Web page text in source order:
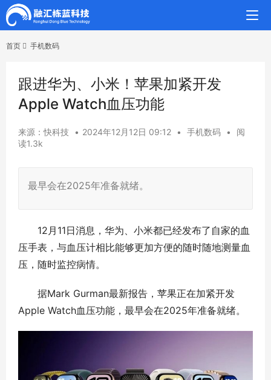
首页 手机数码
跟进华为、小米！苹果加紧开发
Apple Watch血压功能
来源：快科技 • 2024年12月12日 09:12 • 手机数码 •
阅
读1.3k
最早会在2025年准备就绪。
12月11日消息，华为、小米都已经发布了自家的血
压手表，与血压计相比能够更加方便的随时随地测量血
压，随时监控病情。
据Mark Gurman最新报告，苹果正在加紧开发
Apple Watch血压功能，最早会在2025年准备就绪。